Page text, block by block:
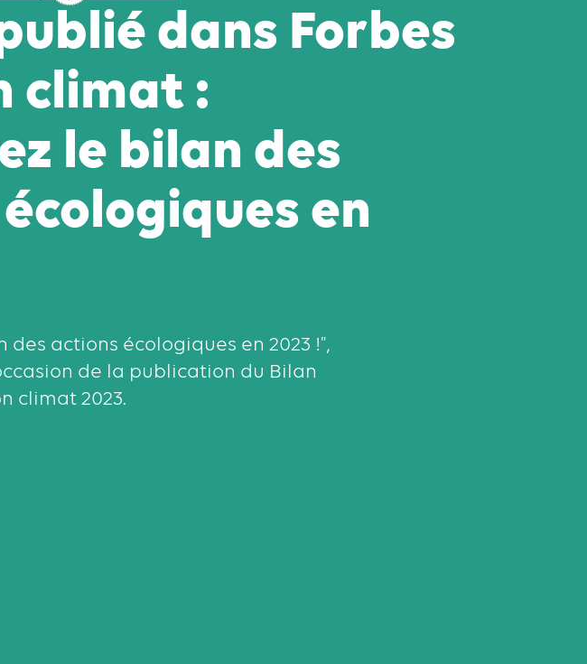
dans Forbes
climat :
le bilan des
en
des actions écologiques en 2023 !",
de la publication du Bilan
climat 2023.